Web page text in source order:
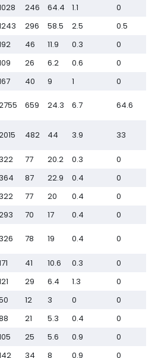
246 64.4 1.1
0
296 58.5 2.5
0.5
46 11.9 0.3
0
26 6.2 0.6
0
40 9 1
0
659 24.3 6.7 64.6
482 44 3.9 33
77 20.2 0.3
0
364 87 22.9 0.4
0
77 20 0.4
0
70 17 0.4
0
78 19 0.4 0
41 10.6 0.3
0
29 6.4 1.3
0
12 3 0
0
21 5.3 0.4
0
25 5.6 0.9
0
34 8 0.9
0